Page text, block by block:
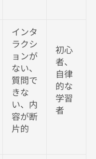
インタ
ラクシ
ョンが
ない、
質問で
きな
い、内
容が断
片的
初心
者、
自律
的な
学習
者